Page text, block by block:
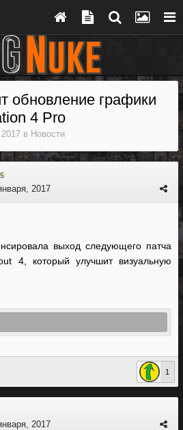
обновление графики
4 Pro
в Новости
2017
выход следующего патча
4, который улучшит визуальную
1
2017